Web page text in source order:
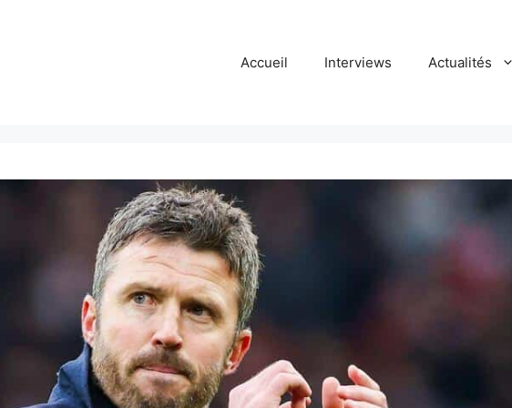
Accueil Interviews Actualités